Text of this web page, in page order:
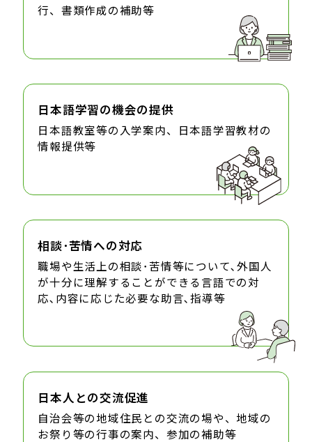
行、書類作成の補助等
日本語学習の機会の提供
日本語教室等の入学案内、日本語学習教材の
情報提供等
相談･苦情への対応
職場や生活上の相談･苦情等について､外国人
が十分に理解することができる言語での対
応､内容に応 じた必要な助言､指導等
日本人との交流促進
自治会等の地域住民との交流の場や、地域の
お祭り等の行事の案内、参加の補助等